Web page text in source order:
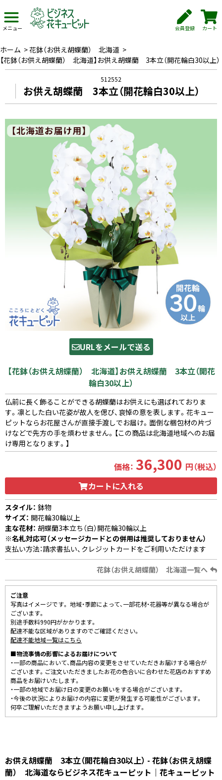
メニュー 会員登録 カート
ホーム >花鉢（お供え胡蝶蘭） 北海道 >
【花鉢（お供え胡蝶蘭） 北海道】お供え胡蝶蘭 3本立（開花輪白30以上）
512552
お供え胡蝶蘭 3本立（開花輪白30以上）
URLをメールで送る
【花鉢（お供え胡蝶蘭） 北海道】お供え胡蝶蘭 3本立（開花
輪白30以上）
仏前に長く飾ることができる胡蝶蘭はお供えにも選ばれておりま
す。凛とした白い花姿が故人を偲び、哀悼の意を表します。花キュー
ピットならお花屋さんが直接手渡しでお届け。面倒な梱包材の片づ
けなどで先方の手を煩わせません。【この商品は北海道地域へのお届
け専用となります。】
価格： 36,300 円（税込）
カートに入れる
スタイル： 鉢物
サイズ： 開花輪30輪以上
主な花材： 胡蝶蘭3本立ち（白）開花輪30輪以上
※名札対応可（メッセージカードとの併用は推奨しておりません）
支払い方法：請求書払い、クレジットカードをご利用いただけます
花鉢（お供え胡蝶蘭） 北海道一覧へ
ご注意
写真はイメージです。 地域・季節によって、一部花材・花器等が異なる場合が
ございます。
別途手数料990円がかかります。
配達不能な区域がありますのでご確認ください。
配達不能地域一覧はこちら
■物流事情の影響によるお届けについて
・一部の商品において、商品内容の変更をさせていただきお届けする場合が
ございます。ご注文いただきましたお花の色合いに合わせた花店のおすすめ
商品をお届けいたします。
・一部の地域でお届け日の変更のお願いをする場合がございます。
・今後の状況によりお届けの内容に変更が発生する可能性がございます。
何卒ご理解いただきますようお願い申し上げます。
お供え胡蝶蘭 3本立（開花輪白30以上） - 花鉢（お供え胡蝶
蘭） 北海道ならビジネス花キューピット｜花キューピット